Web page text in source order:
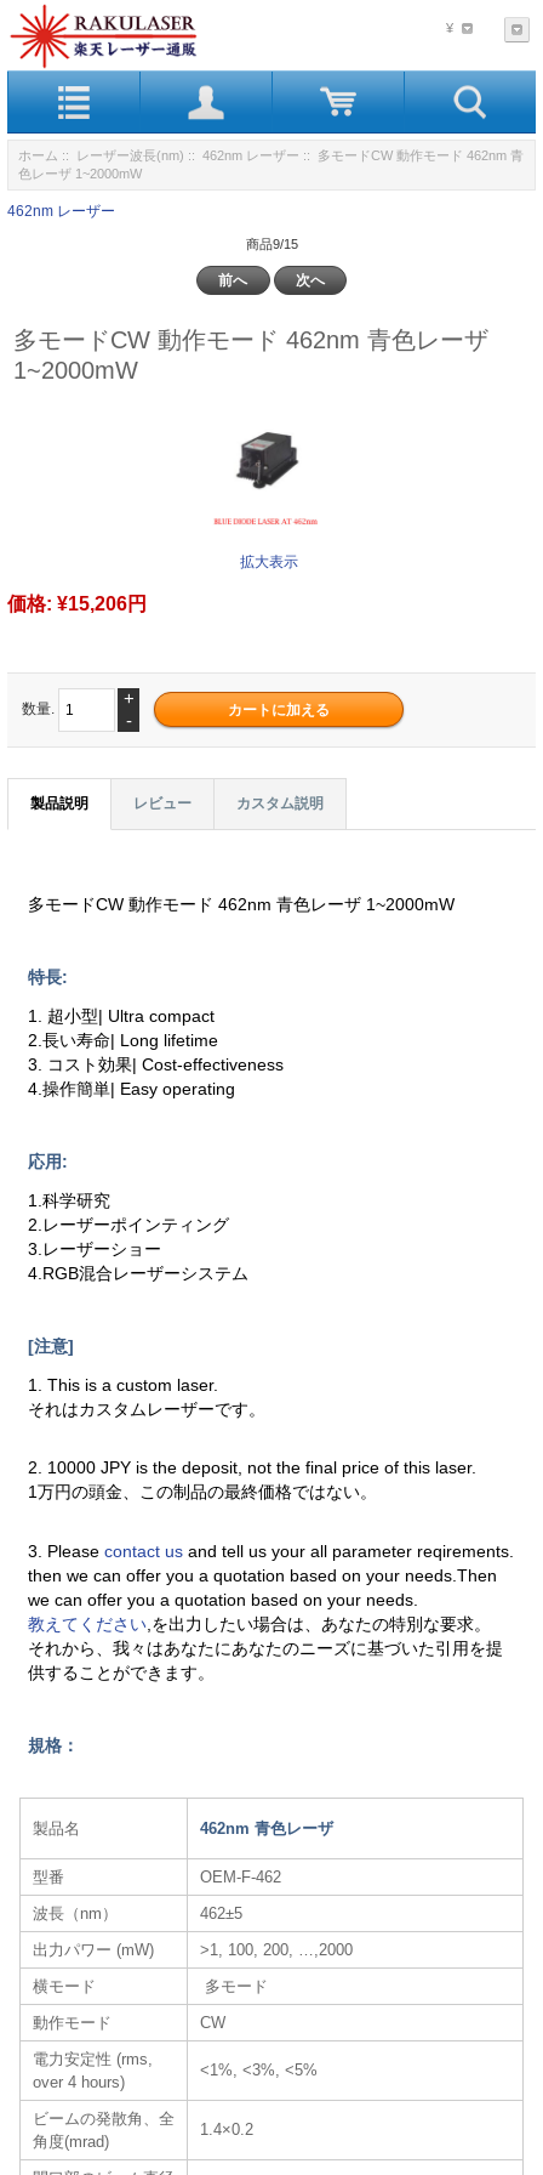
¥
ホーム :: レーザー波長(nm) :: 462nm レーザー :: 多モードCW 動作モード 462nm 青
色レーザ 1~2000mW
462nm レーザー
商品9/15
前へ 次へ
多モードCW 動作モード 462nm 青色レーザ
1~2000mW
拡大表示
価格: ¥15,206円
数量.
+
-
製品説明 レビュー カスタム説明
多モードCW 動作モード 462nm 青色レーザ 1~2000mW
特長:
1. 超小型| Ultra compact
2.長い寿命| Long lifetime
3. コスト効果| Cost-effectiveness
4.操作簡単| Easy operating
応用:
1.科学研究
2.レーザーポインティング
3.レーザーショー
4.RGB混合レーザーシステム
[注意]
1. This is a custom laser.
それはカスタムレーザーです。
2. 10000 JPY is the deposit, not the final price of this laser.
1万円の頭金、この制品の最終価格ではない。
3. Pleasecontact usand tell us your all parameter reqirements.
then we can offer you a quotation based on your needs.Then
we can offer you a quotation based on your needs.
教えてください ,を出力したい場合は、あなたの特別な要求。
それから、我々はあなたにあなたのニーズに基づいた引用を提
供することができます。
規格：
製品名 462nm 青色レーザ
型番
OEM-F-462
波長（nm）
462±5
出力パワー (mW)
>1, 100, 200, …,2000
横モード
多モード
動作モード
CW
電力安定性 (rms,
over 4 hours)
<1%, <3%, <5%
ビームの発散角、全
角度(mrad)
1.4×0.2